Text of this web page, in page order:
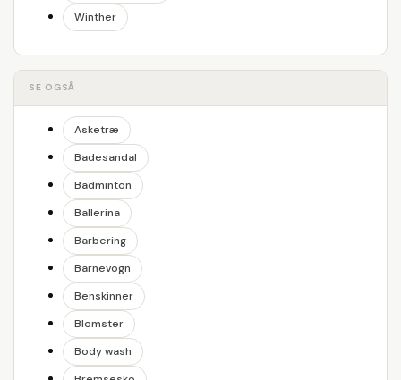
Winther
SE OGSÅ
Asketræ
Badesandal
Badminton
Ballerina
Barbering
Barnevogn
Benskinner
Blomster
Body wash